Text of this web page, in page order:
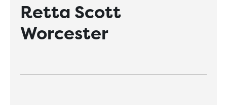
Retta Scott
Worcester